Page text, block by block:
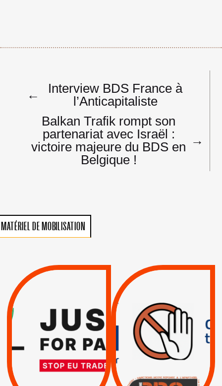
Navigation
de
←
Interview BDS France à
l’Anticapitaliste
Balkan Trafik rompt son
partenariat avec Israël :
victoire majeure du BDS en
Belgique !
→
MATÉRIEL DE MOBILISATION
VIOLATIONS DES
SUSPENSION
TOTALE DE
L’ACCORD
D’ASSOCIATION UE-
ISRAËL
RESPECT DU DROIT
INTERNATIONAL ?
TRUMP, MACRON :
MÊME COMBAT
| Actus |
| Boycott militaire |